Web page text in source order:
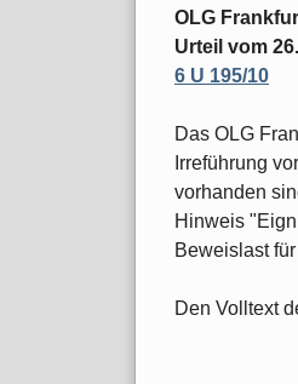
OLG
Urteil vom
6 U 195/10
Das OLG
Irreführung
vorhanden
Hinweis
Beweislast
Den Volltext